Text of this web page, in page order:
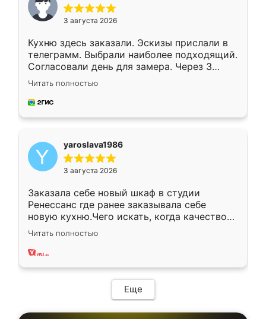
3 августа 2026
Кухню здесь заказали. Эскизы прислали в
телеграмм. Выбрали наиболее подходящий.
Согласовали день для замера. Через 3
недели кухня была уже готова. Остались
довольны работой. Спасибо Ренессанс
мебель за качественную работу!
Читать полностью
yaroslava1986
3 августа 2026
Заказала себе новый шкаф в студии
Ренессанс где ранее заказывала себе
новую кухню.Чего искать, когда качеством
вполне довольна. Служит кухня уже почти
два года, нареканий нет.
Читать полностью
Еще